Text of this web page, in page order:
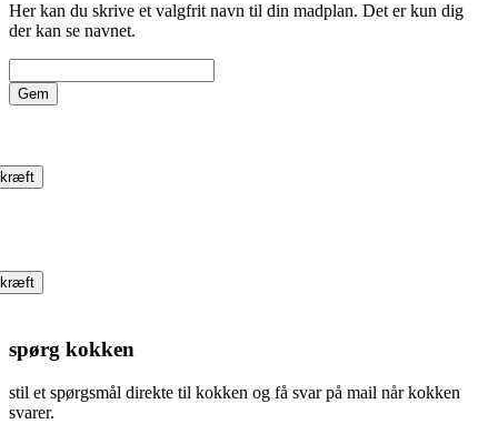
Her kan du skrive et valgfrit navn til din madplan. Det er kun dig
der kan se navnet.
Gem
spørg kokken
stil et spørgsmål direkte til kokken og få svar på mail når kokken
svarer.